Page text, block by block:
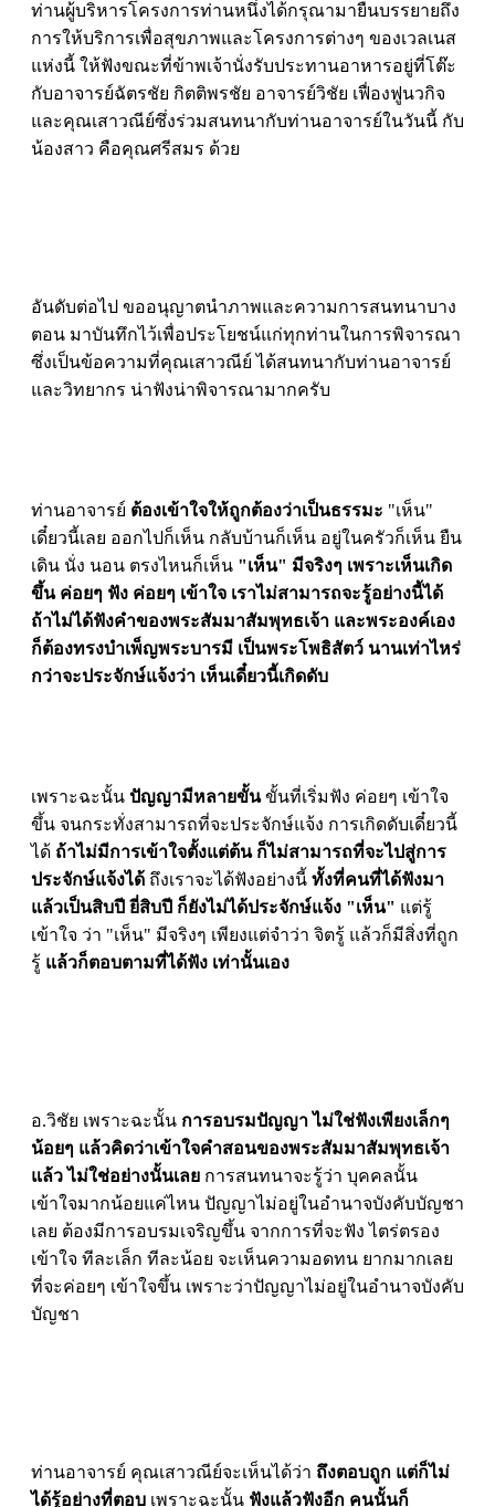
ท่านผู้บริหารโครงการท่านหนึ่งได้กรุณามายืนบรรยายถึง
การให้บริการเพื่อสุขภาพและโครงการต่างๆ ของเวลเนส
แห่งนี้ ให้ฟังขณะที่ข้าพเจ้านั่งรับประทานอาหารอยู่ที่โต๊ะ
กับอาจารย์ฉัตรชัย กิตติพรชัย อาจารย์วิชัย เฟื่องฟูนวกิจ
และคุณเสาวณีย์ซึ่งร่วมสนทนากับท่านอาจารย์ในวันนี้ กับ
น้องสาว คือคุณศรีสมร ด้วย
อันดับต่อไป ขออนุญาตนำภาพและความการสนทนาบาง
ตอน มาบันทึกไว้เพื่อประโยชน์แก่ทุกท่านในการพิจารณา
ซึ่งเป็นข้อความที่คุณเสาวณีย์ ได้สนทนากับท่านอาจารย์
และวิทยากร น่าฟังน่าพิจารณามากครับ
ท่านอาจารย์ ต้องเข้าใจให้ถูกต้องว่าเป็นธรรมะ "เห็น"
เดี๋ยวนี้เลย ออกไปก็เห็น กลับบ้านก็เห็น อยู่ในครัวก็เห็น ยืน
เดิน นั่ง นอน ตรงไหนก็เห็น "เห็น" มีจริงๆ เพราะเห็นเกิด
ขึ้น ค่อยๆ ฟัง ค่อยๆ เข้าใจ เราไม่สามารถจะรู้อย่างนี้ได้
ถ้าไม่ได้ฟังคำของพระสัมมาสัมพุทธเจ้า และพระองค์เอง
ก็ต้องทรงบำเพ็ญพระบารมี เป็นพระโพธิสัตว์ นานเท่าไหร่
กว่าจะประจักษ์แจ้งว่า เห็นเดี๋ยวนี้เกิดดับ
เพราะฉะนั้น ปัญญามีหลายขั้นขั้นที่เริ่มฟัง ค่อยๆ เข้าใจ
ขึ้น จนกระทั่งสามารถที่จะประจักษ์แจ้ง การเกิดดับเดี๋ยวนี้
ได้ ถ้าไม่มีการเข้าใจตั้งแต่ต้น ก็ไม่สามารถที่จะไปสู่การ
ประจักษ์แจ้งได้ ถึงเราจะได้ฟังอย่างนี้ ทั้งที่คนที่ได้ฟังมา
แล้วเป็นสิบปี ยี่สิบปี ก็ยังไม่ได้ประจักษ์แจ้ง "เห็น" แต่รู้
เข้าใจ ว่า "เห็น" มีจริงๆ เพียงแต่จำว่า จิตรู้ แล้วก็มีสิ่งที่ถูก
รู้ แล้วก็ตอบตามที่ได้ฟัง เท่านั้นเอง
อ.วิชัย เพราะฉะนั้น การอบรมปัญญา ไม่ใช่ฟังเพียงเล็กๆ
น้อยๆ แล้วคิดว่าเข้าใจคำสอนของพระสัมมาสัมพุทธเจ้า
แล้ว ไม่ใช่อย่างนั้นเลย การสนทนาจะรู้ว่า บุคคลนั้น
เข้าใจมากน้อยแค่ไหน ปัญญาไม่อยู่ในอำนาจบังคับบัญชา
เลย ต้องมีการอบรมเจริญขึ้น จากการที่จะฟัง ไตร่ตรอง
เข้าใจ ทีละเล็ก ทีละน้อย จะเห็นความอดทน ยากมากเลย
ที่จะค่อยๆ เข้าใจขึ้น เพราะว่าปัญญาไม่อยู่ในอำนาจบังคับ
บัญชา
ท่านอาจารย์ คุณเสาวณีย์จะเห็นได้ว่า ถึงตอบถูก แต่ก็ไม่
ได้รู้อย่างที่ตอบ เพราะฉะนั้น ฟังแล้วฟังอีก คนนั้นก็